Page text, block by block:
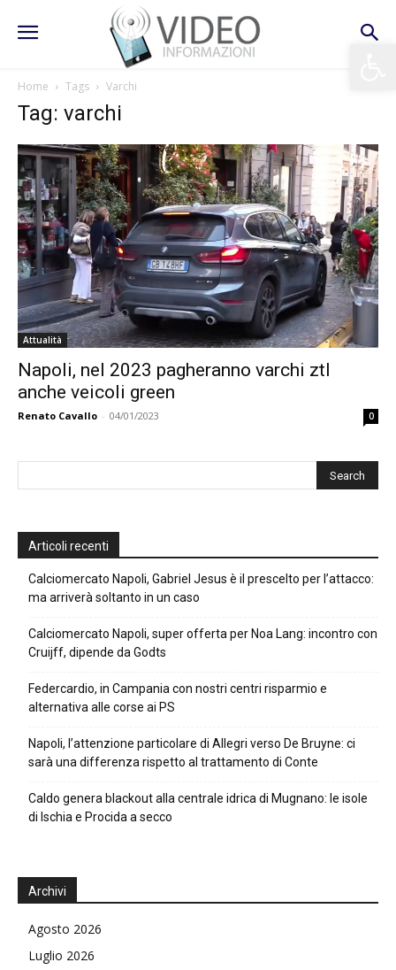
Home Tags Varchi
Tag: varchi
Attualità
Napoli, nel 2023 pagheranno varchi ztl
anche veicoli green
Renato Cavallo - 04/01/2023 0
Articoli recenti
Calciomercato Napoli, Gabriel Jesus è il prescelto per l’attacco:
ma arriverà soltanto in un caso
Calciomercato Napoli, super offerta per Noa Lang: incontro con
Cruijff, dipende da Godts
Federcardio, in Campania con nostri centri risparmio e
alternativa alle corse ai PS
Napoli, l’attenzione particolare di Allegri verso De Bruyne: ci
sarà una differenza rispetto al trattamento di Conte
Caldo genera blackout alla centrale idrica di Mugnano: le isole
di Ischia e Procida a secco
Archivi
Agosto 2026
Luglio 2026